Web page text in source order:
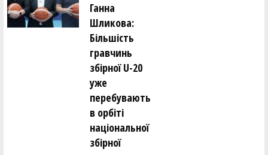
Ганна
Шликова:
Більшість
гравчинь
збірної U-20
уже
перебувають
в орбіті
національної
збірної